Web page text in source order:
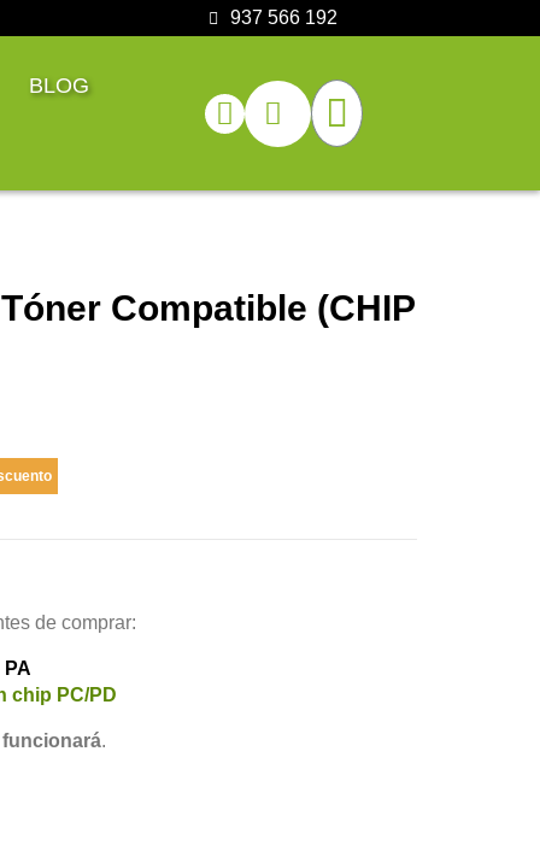
937 566 192
BLOG
Compatible (CHIP
de comprar:
chip PC/PD
funcionará.